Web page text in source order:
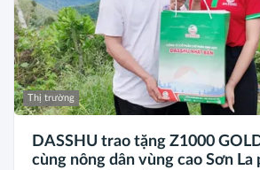
Thị trường
DASSHU trao tặng Z1000
cùng nông dân vùng cao Sơn